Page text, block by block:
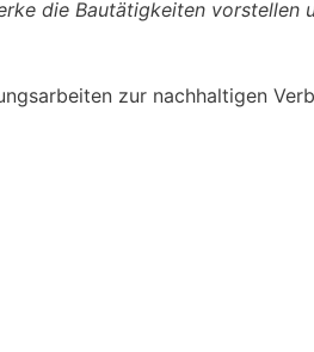
die Bautätigkeiten vorstellen
zur nachhaltigen